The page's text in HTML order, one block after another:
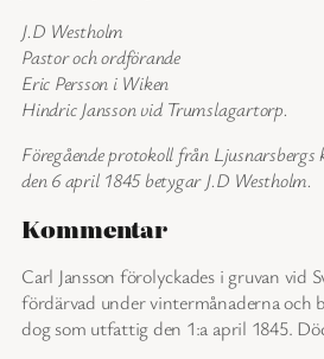
J.D Westholm
Pastor och ordförande
Eric Persson i Wiken
Hindric Jansson vid Trumslagartorp.
Föregående protokoll från
den 6 april 1845 betygar J.D Westholm.
Kommentar
Carl Jansson förolyckades i gruvan vid
fördärvad under vintermånaderna och
dog som utfattig den 1:a april 1845.